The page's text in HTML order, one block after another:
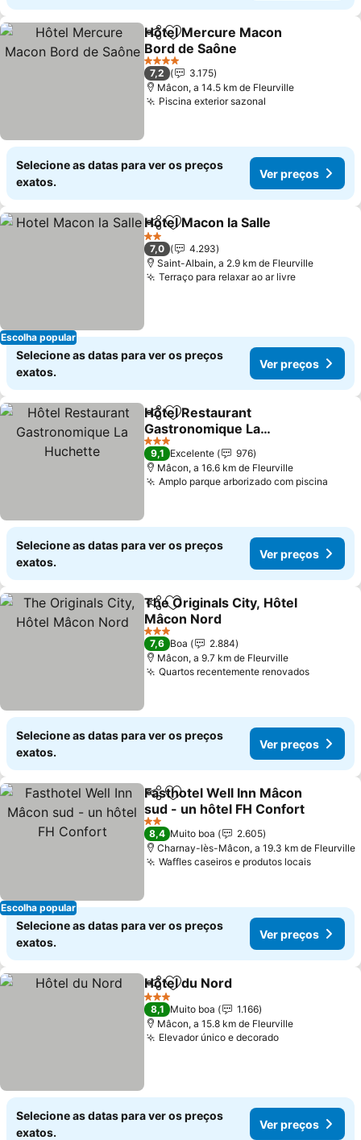
PartilharAdicionar aos favoritos
Hôtel Mercure Macon
Bord de Saône
4 Estrelas
7,2
3.175
Mâcon, a 14.5 km de Fleurville
Piscina exterior sazonal
Selecione as datas para ver os preços
exatos.
Ver preços
Escolha popular
PartilharAdicionar aos favoritos
Hotel Macon la Salle
2 Estrelas
7,0
4.293
Saint-Albain, a 2.9 km de Fleurville
Terraço para relaxar ao ar livre
Selecione as datas para ver os preços
exatos.
Ver preços
PartilharAdicionar aos favoritos
Hôtel Restaurant
Gastronomique La
Huchette
3 Estrelas
9,1 Excelente
976
Mâcon, a 16.6 km de Fleurville
Amplo parque arborizado com piscina
Selecione as datas para ver os preços
exatos.
Ver preços
PartilharAdicionar aos favoritos
The Originals City, Hôtel
Mâcon Nord
3 Estrelas
7,6 Boa
2.884
Mâcon, a 9.7 km de Fleurville
Quartos recentemente renovados
Selecione as datas para ver os preços
exatos.
Ver preços
Escolha popular
PartilharAdicionar aos favoritos
Fasthotel Well Inn Mâcon
sud - un hôtel FH Confort
2 Estrelas
8,4 Muito boa
2.605
Charnay-lès-Mâcon, a 19.3 km de Fleurville
Waffles caseiros e produtos locais
Selecione as datas para ver os preços
exatos.
Ver preços
PartilharAdicionar aos favoritos
Hôtel du Nord
3 Estrelas
8,1 Muito boa
1.166
Mâcon, a 15.8 km de Fleurville
Elevador único e decorado
Selecione as datas para ver os preços
exatos.
Ver preços